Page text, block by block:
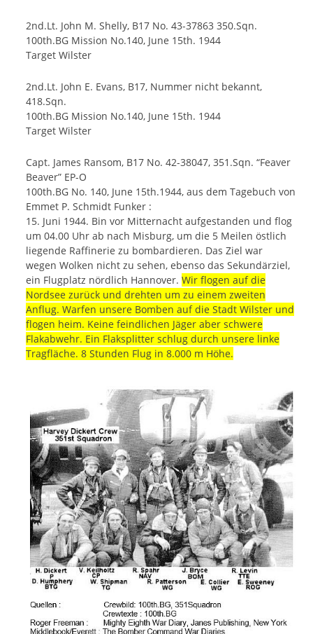
2nd.Lt. John M. Shelly, B17 No. 43-37863 350.Sqn.
100th.BG Mission No.140, June 15th. 1944
Target Wilster
2nd.Lt. John E. Evans, B17, Nummer nicht bekannt,
418.Sqn.
100th.BG Mission No.140, June 15th. 1944
Target Wilster
Capt. James Ransom, B17 No. 42-38047, 351.Sqn. “Feaver
Beaver” EP-O
100th.BG No. 140, June 15th.1944, aus dem Tagebuch von
Emmet P. Schmidt Funker :
15. Juni 1944. Bin vor Mitternacht aufgestanden und flog
um 04.00 Uhr ab nach Misburg, um die 5 Meilen östlich
liegende Raffinerie zu bombardieren. Das Ziel war
wegen Wolken nicht zu sehen, ebenso das Sekundärziel,
ein Flugplatz nördlich Hannover. Wir flogen auf die
Nordsee zurück und drehten um zu einem zweiten
Anflug. Warfen unsere Bomben auf die Stadt Wilster und
flogen heim. Keine feindlichen Jäger aber schwere
Flakabwehr. Ein Flaksplitter schlug durch unsere linke
Tragfläche. 8 Stunden Flug in 8.000 m Höhe.